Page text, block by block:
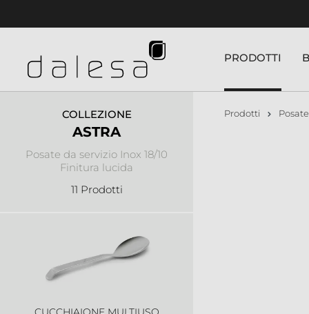
PRODOTTI
COLLEZIONE
ASTRA
Posate da servizio Inox 18/10
Finitura lucida
11 Prodotti
Prodotti Posate